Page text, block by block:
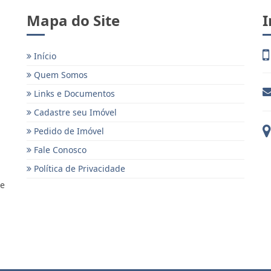
Mapa do Site
Início
Quem Somos
Links e Documentos
Cadastre seu Imóvel
Pedido de Imóvel
Fale Conosco
Política de Privacidade